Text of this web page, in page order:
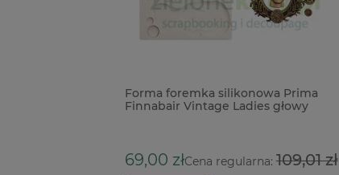
Forma foremka silikonowa Prima
Finnabair Vintage Ladies głowy
69,00 złCena regularna:109,01 zł